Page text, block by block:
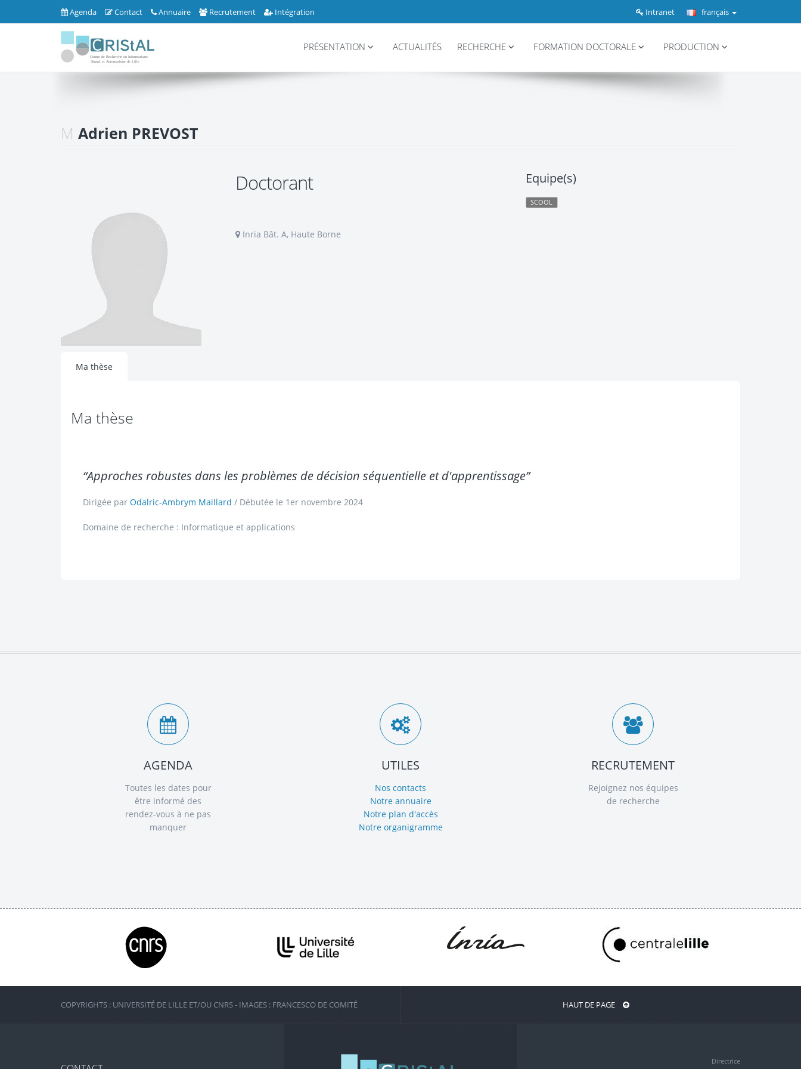
Agenda Contact Annuaire Recrutement Intégration français
Intranet
PRÉSENTATION ACTUALITÉS RECHERCHE FORMATION DOCTORALE PRODUCTION
M Adrien PREVOST
Doctorant
Inria Bât. A, Haute Borne
Equipe(s)
SCOOL
Ma thèse
Ma thèse
“Approches robustes dans les problèmes de décision séquentielle et d'apprentissage”
Dirigée par Odalric-Ambrym Maillard / Débutée le 1er novembre 2024
Domaine de recherche : Informatique et applications
AGENDA
Toutes les dates pour
être informé des
rendez-vous à ne pas
manquer
UTILES
Nos contacts
Notre annuaire
Notre plan d'accès
Notre organigramme
RECRUTEMENT
Rejoignez nos équipes
de recherche
COPYRIGHTS : UNIVERSITÉ DE LILLE ET/OU CNRS - IMAGES : FRANCESCO DE COMITÉ HAUT DE PAGE
Directrice